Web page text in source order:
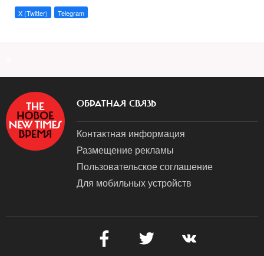
X (Twitter) Telegram
ОБРАТНАЯ СВЯЗЬ
Контактная информация
Размещение рекламы
Пользовательское соглашение
Для мобильных устройств